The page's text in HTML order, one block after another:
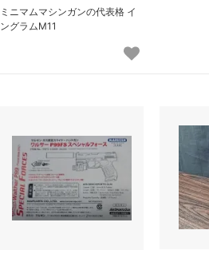
ミニマムマシンガンの代表格 イ
ングラムM11